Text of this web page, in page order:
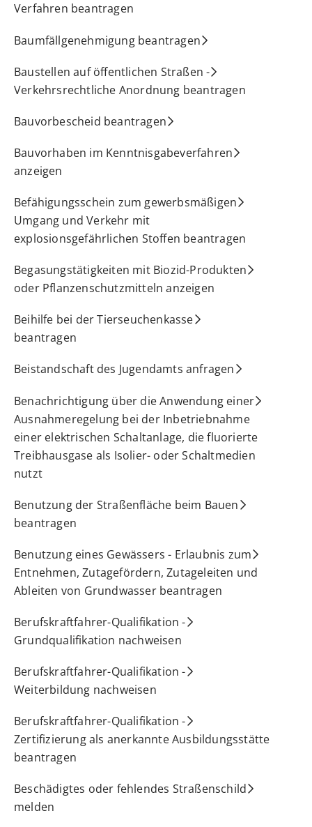
Verfahren beantragen
Baumfällgenehmigung beantragen
Baustellen auf öffentlichen Straßen -
Verkehrsrechtliche Anordnung beantragen
Bauvorbescheid beantragen
Bauvorhaben im Kenntnisgabeverfahren
anzeigen
Befähigungsschein zum gewerbsmäßigen
Umgang und Verkehr mit
explosionsgefährlichen Stoffen beantragen
Begasungstätigkeiten mit Biozid-Produkten
oder Pflanzenschutzmitteln anzeigen
Beihilfe bei der Tierseuchenkasse
beantragen
Beistandschaft des Jugendamts anfragen
Benachrichtigung über die Anwendung einer
Ausnahmeregelung bei der Inbetriebnahme
einer elektrischen Schaltanlage, die fluorierte
Treibhausgase als Isolier- oder Schaltmedien
nutzt
Benutzung der Straßenfläche beim Bauen
beantragen
Benutzung eines Gewässers - Erlaubnis zum
Entnehmen, Zutagefördern, Zutageleiten und
Ableiten von Grundwasser beantragen
Berufskraftfahrer-Qualifikation -
Grundqualifikation nachweisen
Berufskraftfahrer-Qualifikation -
Weiterbildung nachweisen
Berufskraftfahrer-Qualifikation -
Zertifizierung als anerkannte Ausbildungsstätte
beantragen
Beschädigtes oder fehlendes Straßenschild
melden